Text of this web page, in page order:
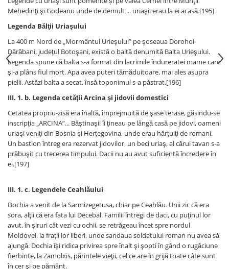
Mehedinţi şi Godeanu unde de demult ... uriaşii erau la ei acasă.[195]
Legenda Bălţii Uriaşului
La 400 m Nord de „Mormântul Urieşului” pe şoseaua Dorohoi-
Dărăbani, judeţul Botoşani, există o baltă denumită Balta Urieşului.
Legenda spune că balta s-a format din lacrimile îndureratei mame care
şi-a plâns fiul mort. Apa avea puteri tămăduitoare, mai ales asupra
pielii. Astăzi balta a secat, însă toponimul s-a păstrat.[196]
III. 1. b. Legenda cetăţii Arcina şi jidovii domestici
Cetatea propriu-zisă era înaltă, împrejmuită de şase terase, găsindu-se
inscripţia „ARCINA”... Băştinaşii îi ţineau pe lângă casă pe jidovi, oameni
uriaşi veniţi din Bosnia şi Herţegovina, unde erau hărţuiţi de romani.
Un bastion întreg era rezervat jidovilor, un beci uriaş, al cărui tavan s-a
prăbuşit cu trecerea timpului. Dacii nu au avut suficientă încredere în
ei.[197]
III. 1. c. Legendele Ceahlăului
Dochia a venit de la Sarmizegetusa, chiar pe Ceahlău. Unii zic că era
sora, alţii că era fata lui Decebal. Familii întregi de daci, cu puţinul lor
avut, în şiruri cât vezi cu ochii, se retrăgeau încet spre nordul
Moldovei, la fraţii lor liberi, unde sandaua soldatului roman nu avea să
ajungă. Dochia îşi ridica privirea spre înalt şi şopti în gând o rugăciune
fierbinte, la Zamolxis, părintele vieţii, cel ce are în grijă toate câte sunt
în cer şi pe pământ.